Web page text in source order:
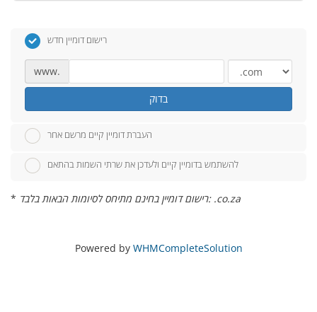
רישום דומיין חדש
www.
בדוק
העברת דומיין קיים מרשם אחר
להשתמש בדומיין קיים ולעדכן את שרתי השמות בהתאם
* רישום דומיין בחינם מתיחס לסיומות הבאות בלבד: .co.za
Powered by WHMCompleteSolution